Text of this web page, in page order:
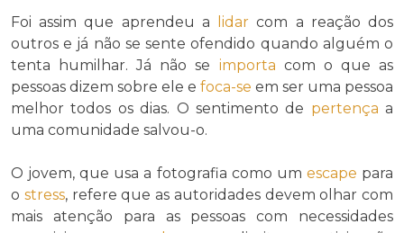
Foi assim que aprendeu a lidar com a reação dos
outros e já não se sente ofendido quando alguém o
tenta humilhar. Já não se importa com o que as
pessoas dizem sobre ele e foca-se em ser uma pessoa
melhor todos os dias. O sentimento de pertença a
uma comunidade salvou-o.
O jovem, que usa a fotografia como um escape para
o stress, refere que as autoridades devem olhar com
mais atenção para as pessoas com necessidades